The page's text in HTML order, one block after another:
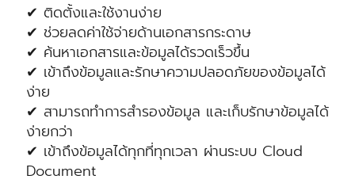
✔ ติดตั้งและใช้งานง่าย
✔ ช่วยลดค่าใช้จ่ายด้านเอกสารกระดาษ
✔ ค้นหาเอกสารและข้อมูลได้รวดเร็วขึ้น
✔ เข้าถึงข้อมูลและรักษาความปลอดภัยของข้อมูลได้
ง่าย
✔ สามารถทำการสำรองข้อมูล และเก็บรักษาข้อมูลได้
ง่ายกว่า
✔ เข้าถึงข้อมูลได้ทุกที่ทุกเวลา ผ่านระบบ Cloud
Document